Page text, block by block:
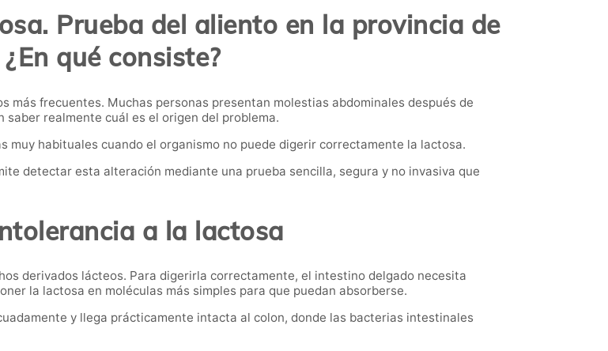
Prueba del aliento en la provincia de
qué consiste?
más frecuentes. Muchas personas presentan molestias abdominales después de
realmente cuál es el origen del problema.
muy habituales cuando el organismo no puede digerir correctamente la lactosa.
detectar esta alteración mediante una prueba sencilla, segura y no invasiva que
a la lactosa
derivados lácteos. Para digerirla correctamente, el intestino delgado necesita
la lactosa en moléculas más simples para que puedan absorberse.
y llega prácticamente intacta al colon, donde las bacterias intestinales